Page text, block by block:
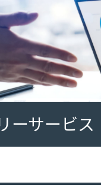
ーサービス